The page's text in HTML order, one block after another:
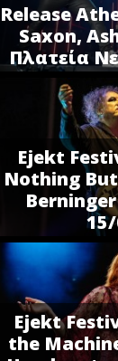
Release
Saxon,
Πλατεία
Ejekt
Nothing
Ejekt
the